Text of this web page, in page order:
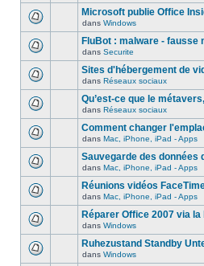
Microsoft publie Office
dans Windows
FluBot : malware - fausse
dans Securite
Sites d'hébergement de
dans Réseaux sociaux
Qu’est-ce que le
dans Réseaux sociaux
Comment changer
dans Mac, iPhone, iPad - Apps
Sauvegarde des données
dans Mac, iPhone, iPad - Apps
Réunions vidéos
dans Mac, iPhone, iPad - Apps
Réparer Office 2007 via
dans Windows
Ruhezustand Standby
dans Windows